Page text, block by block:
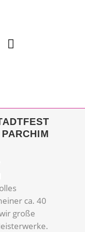
PARCHIM
ca. 40
große